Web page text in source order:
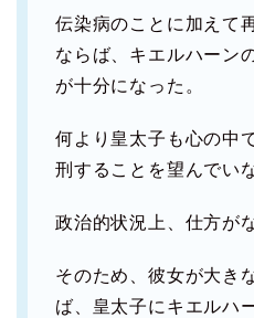
伝染病のことに加えて
ならば、キエルハーン
が十分になった。
何より皇太子も心の中
刑することを望んでい
政治的状況上、仕方が
そのため、彼女が大き
ば、皇太子にキエルハ